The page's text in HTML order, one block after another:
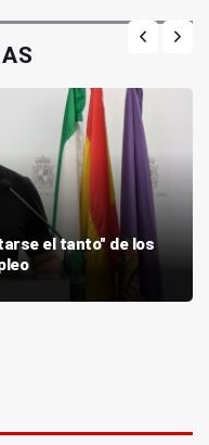
el tanto" de los